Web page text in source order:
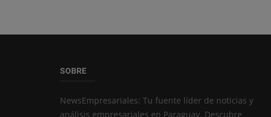
SOBRE
NewsEmpresariales: Tu fuente líder de noticias y
análisis empresariales en Paraguay. Descubre